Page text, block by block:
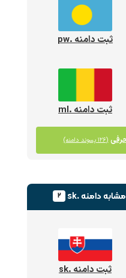
ثبت دامنه .pw
ثبت دامنه .ml
(۱۲۶ پسوند دامنه)
مشابه دامنه .sk ۲
ثبت دامنه .sk